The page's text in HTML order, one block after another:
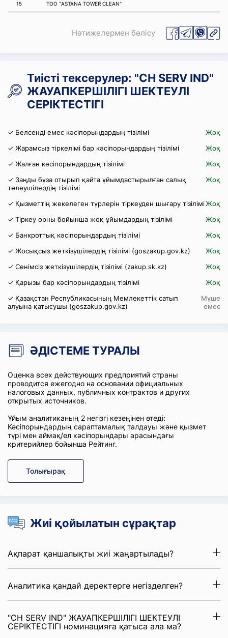
15 ТОО "ASTANA TOWER CLEAN"
Нәтижелермен бөлісу
Тиісті тексерулер: "CH SERV IND"
ЖАУАПКЕРШІЛІГІ ШЕКТЕУЛІ
СЕРІКТЕСТІГІ
✓ Белсенді емес кәсіпорындардың тізілімі
Жоқ
✓ Жарамсыз тіркелімі бар кәсіпорындардың тізілімі
Жоқ
✓ Жалған кәсіпорындардың тізілімі
Жоқ
✓ Заңды бұза отырып қайта ұйымдастырылған салық
төлеушілердің тізілімі
Жоқ
✓ Қызметтің жекелеген түрлерін тіркеуден шығару тізіліміЖоқ
✓ Тіркеу орны бойынша жоқ ұйымдардың тізілімі
Жоқ
✓ Банкроттық кәсіпорындардың тізілімі
Жоқ
✓ Жосықсыз жеткізушілердің тізілімі (goszakup.gov.kz)
Жоқ
✓ Сенімсіз жеткізушілердің тізілімі (zakup.sk.kz)
Жоқ
✓ Қарызы бар кәсіпорындардың тізілімі
Жоқ
✓ Қазақстан Республикасының Мемлекеттік сатып
алуына қатысушы (goszakup.gov.kz)
Мүше
емес
ӘДІСТЕМЕ ТУРАЛЫ
Оценка всех действующих предприятий страны
проводится ежегодно на основании официальных
налоговых данных, публичных контрактов и других
открытых источников.
Ұйым аналитиканың 2 негізгі кезеңінен өтеді:
Кәсіпорындардың сараптамалық талдауы және қызмет
түрі мен аймақ/ел кәсіпорындары арасындағы
критерийлер бойынша Рейтинг.
Толығырақ
Жиі қойылатын сұрақтар
Ақпарат қаншалықты жиі жаңартылады?
Аналитика қандай деректерге негізделген?
"CH SERV IND" ЖАУАПКЕРШІЛІГІ ШЕКТЕУЛІ
СЕРІКТЕСТІГІ номинацияға қатыса ала ма?